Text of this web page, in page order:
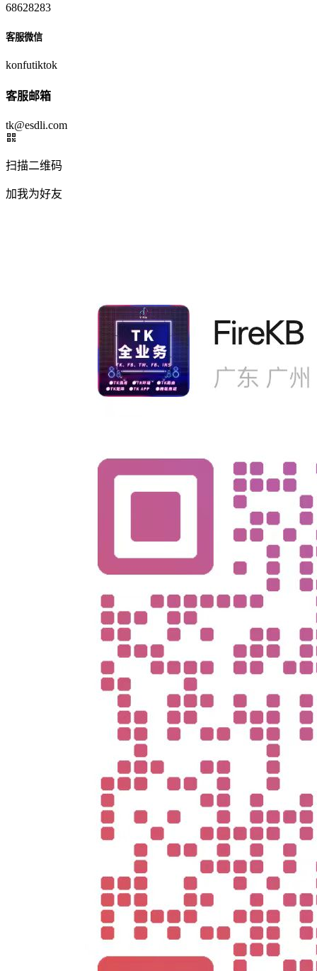
68628283
客服微信
konfutiktok
客服邮箱
tk@esdli.com
扫描二维码
加我为好友